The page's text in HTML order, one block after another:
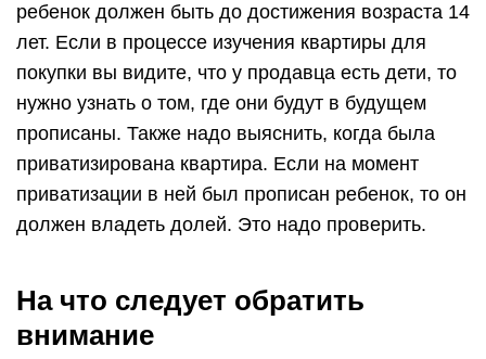
ребенок должен быть до достижения возраста 14
лет. Если в процессе изучения квартиры для
покупки вы видите, что у продавца есть дети, то
нужно узнать о том, где они будут в будущем
прописаны. Также надо выяснить, когда была
приватизирована квартира. Если на момент
приватизации в ней был прописан ребенок, то он
должен владеть долей. Это надо проверить.
На что следует обратить
внимание